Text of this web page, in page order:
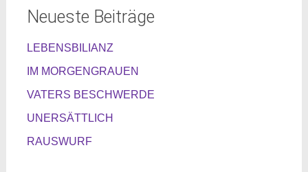
Neueste Beiträge
LEBENSBILIANZ
IM MORGENGRAUEN
VATERS BESCHWERDE
UNERSÄTTLICH
RAUSWURF